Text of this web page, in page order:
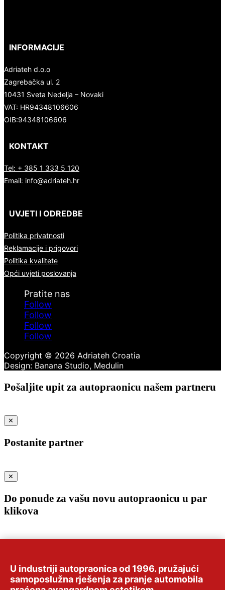
U industriji autopraonica od 1996. pružajući
samoposlužna rješenja za pranje automobila
INFORMACIJE
Adriateh d.o.o
Zagrebačka ul. 2
10431 Sveta Nedelja – Novaki
VAT: HR94348106606
OIB:94348106606
KONTAKT
Tel: + 385 1 333 5 120
Email: info@adriateh.hr
UVJETI I ODREDBE
Politika privatnosti
Reklamacije i prigovori
Politika kvalitete
Opći uvjeti poslovanja
Follow
Follow
Follow
Follow
Copyright © 2026 Adriateh Croatia
Pošaljite upit za autopraonicu našem partneru
✕
Postanite partner
✕
Do ponude za vašu novu autopraonicu u par
klikova
Zanima Vas O nama?